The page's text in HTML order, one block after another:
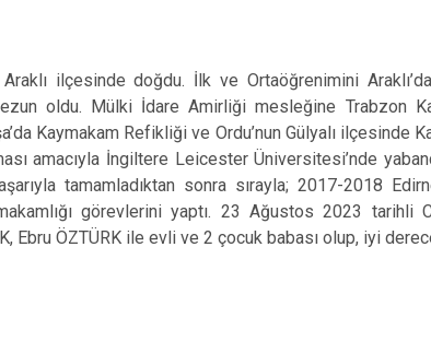
Araklı ilçesinde doğdu. İlk ve Ortaöğrenimini
oldu. Mülki İdare Amirliği mesleğine Trabzon
Kaymakam Refikliği ve Ordu’nun Gülyalı
amacıyla İngiltere Leicester Üniversitesi’nde
tamamladıktan sonra sırayla; 2017-2018
görevlerini yaptı. 23 Ağustos 2023 tarihli
Ebru ÖZTÜRK ile evli ve 2 çocuk babası olup, iyi